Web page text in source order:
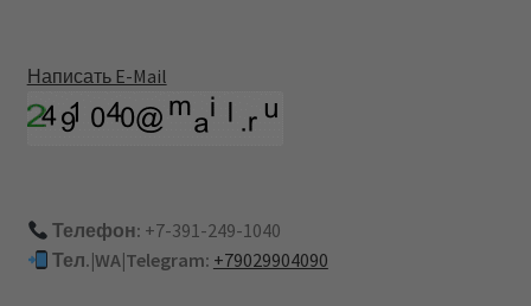
Написать E-Mail
Телефон: +7-391-249-1040
Тел.|WA|Telegram: +79029904090